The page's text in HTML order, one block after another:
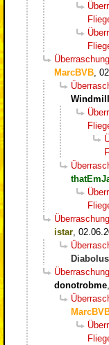
MarcBVB,
istar,
Diabolus
donotrobme,